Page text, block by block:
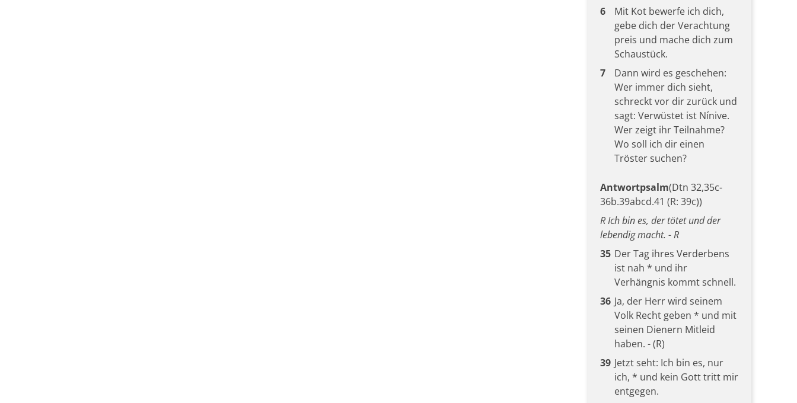
6
Mit Kot bewerfe ich dich,
gebe dich der Verachtung
preis und mache dich zum
Schaustück.
7
Dann wird es geschehen:
Wer immer dich sieht,
schreckt vor dir zurück und
sagt: Verwüstet ist Nínive.
Wer zeigt ihr Teilnahme?
Wo soll ich dir einen
Tröster suchen?
Antwortpsalm(Dtn 32,35c-
36b.39abcd.41 (R: 39c))
R Ich bin es, der tötet und der
lebendig macht. - R
35 Der Tag ihres Verderbens
ist nah * und ihr
Verhängnis kommt schnell.
36 Ja, der Herr wird seinem
Volk Recht geben * und mit
seinen Dienern Mitleid
haben. - (R)
39 Jetzt seht: Ich bin es, nur
ich, * und kein Gott tritt mir
entgegen.